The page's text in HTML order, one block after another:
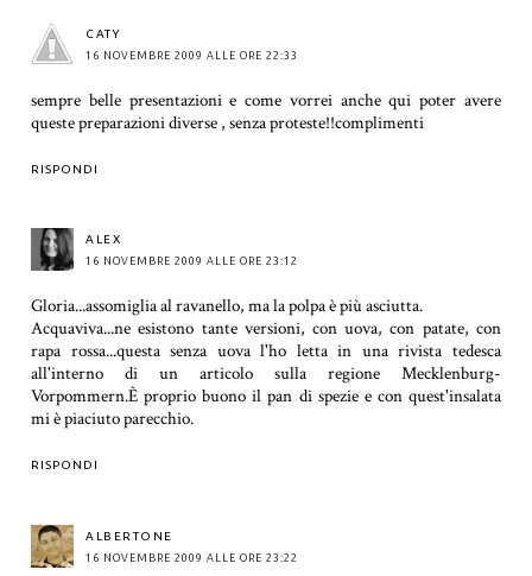
CATY
16 NOVEMBRE 2009 ALLE ORE 22:33
sempre belle presentazioni e come vorrei anche qui poter avere
queste preparazioni diverse , senza proteste!!complimenti
RISPONDI
ALEX
16 NOVEMBRE 2009 ALLE ORE 23:12
Gloria...assomiglia al ravanello, ma la polpa è più asciutta.
Acquaviva...ne esistono tante versioni, con uova, con patate, con
rapa rossa...questa senza uova l'ho letta in una rivista tedesca
all'interno di un articolo sulla regione Mecklenburg-
Vorpommern.È proprio buono il pan di spezie e con quest'insalata
mi è piaciuto parecchio.
RISPONDI
ALBERTONE
16 NOVEMBRE 2009 ALLE ORE 23:22